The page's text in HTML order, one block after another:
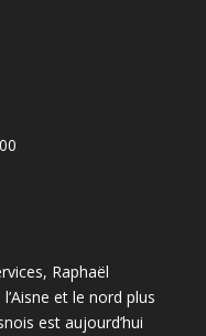
Raphaël
et le nord plus
est aujourd’hui